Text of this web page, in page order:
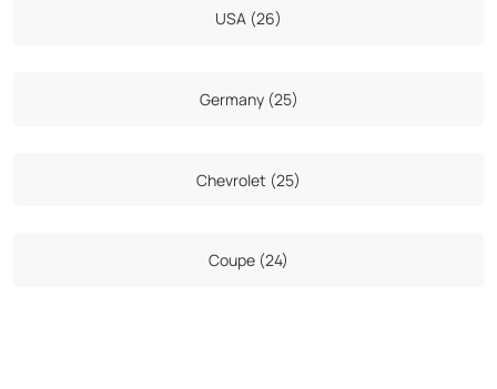
USA (26)
Germany (25)
Chevrolet (25)
Coupe (24)